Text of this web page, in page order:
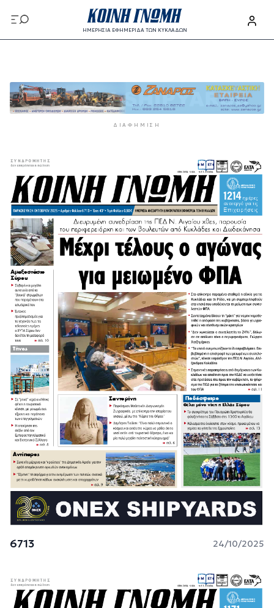
Παράκαμψη προς το κυρίως περιεχόμενο
ΗΜΕΡΗΣΙΑ ΕΦΗΜΕΡΙΔΑ ΤΩΝ ΚΥΚΛΑΔΩΝ
ΔΙΑΦΉΜΙΣΗ
6713 24/10/2025